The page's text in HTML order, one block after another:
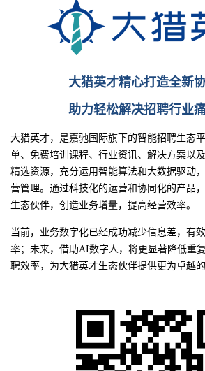
大猎英才精心打造全新
助力轻松解决招聘行业
大猎英才，是嘉驰国际旗下的智能招聘生态
单、免费培训课程、行业资讯、解决方案以
精选资源，充分运用智能算法和大数据驱动
营管理。通过科技化的运营和协同化的产品
生态伙伴，创造业务增量，提高经营效率。
当前，业务数字化已经成功减少信息差，有
率；未来，借助AI数字人，将更显著降低重
聘效率，为大猎英才生态伙伴提供更为卓越的